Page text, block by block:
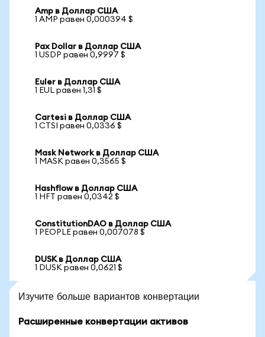
Amp в Доллар США
1 AMP равен 0,000394 $
Pax Dollar в Доллар США
1 USDP равен 0,9997 $
Euler в Доллар США
1 EUL равен 1,31 $
Cartesi в Доллар США
1 CTSI равен 0,0336 $
Mask Network в Доллар США
1 MASK равен 0,3565 $
Hashflow в Доллар США
1 HFT равен 0,0342 $
ConstitutionDAO в Доллар США
1 PEOPLE равен 0,007078 $
DUSK в Доллар США
1 DUSK равен 0,0621 $
Изучите больше вариантов конвертации
Расширенные конвертации активов